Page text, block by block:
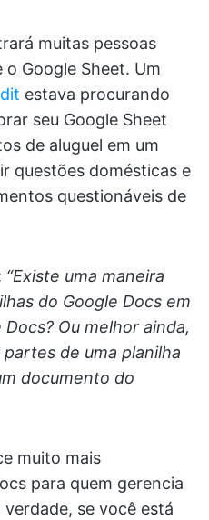
muitas pessoas
Google Sheet. Um
estava procurando
seu Google Sheet
de aluguel em um
questões domésticas e
questionáveis de
“Existe uma maneira
do Google Docs em
Ou melhor ainda,
de uma planilha
documento do
muito mais
para quem gerencia
se você está